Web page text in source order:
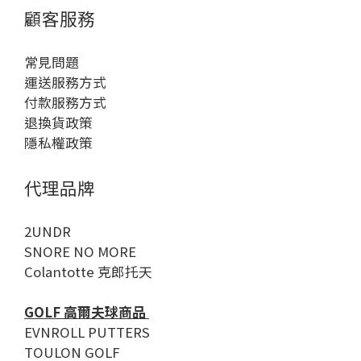
顧客服務
常見問題
運送服務方式
付款服務方式
退換貨政策
隱私權政策
代理品牌
2UNDR
SNORE NO MORE
Colantotte 克郎托天
GOLF 高爾夫球商品
EVNROLL PUTTERS
TOULON GOLF